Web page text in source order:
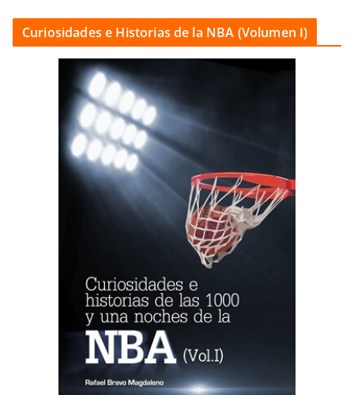
Curiosidades e Historias de la NBA (Volumen I)